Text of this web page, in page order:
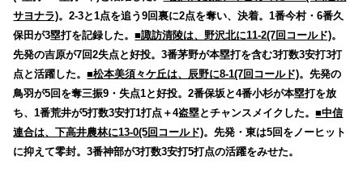
サヨナラ)。2-3と1点を追う9回裏に2点を奪い、決着。1番今村・6番久
保田が3塁打を記録した。■諏訪清陵は、野沢北に11-2(7回コールド)。
先発の吉原が7回2失点と好投。3番茅野が本塁打を含む3打数3安打3打
点と活躍した。■松本美須々ケ丘は、辰野に8-1(7回コールド)。先発の
鳥羽が5回を奪三振9・失点1と好投。2番保坂と4番小杉が本塁打を放
ち、1番荒井が5打数3安打1打点＋4盗塁とチャンスメイクした。■中信
連合は、下高井農林に13-0(5回コールド)。先発・東は5回をノーヒット
に抑えて零封。3番神部が3打数3安打5打点の活躍をみせた。